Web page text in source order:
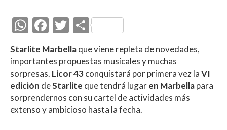
W
h
at
s
A
p
F
ac
e
b
o
o
T
w
itt
er
C
m
p
ar
ti
Starlite Marbellaque viene repleta de novedades,
importantes propuestas musicales y muchas
sorpresas. Licor 43conquistará por primera vez laVI
edición deStarlite que tendrá lugaren Marbellapara
sorprendernos con su cartel de actividades más
extenso y ambicioso hasta la fecha.